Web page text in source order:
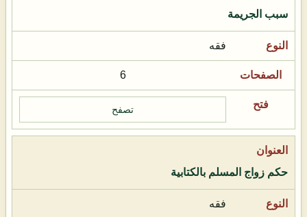
سبب الجريمة
فقه
6
تصفح
حكم زواج المسلم بالكتابية
فقه